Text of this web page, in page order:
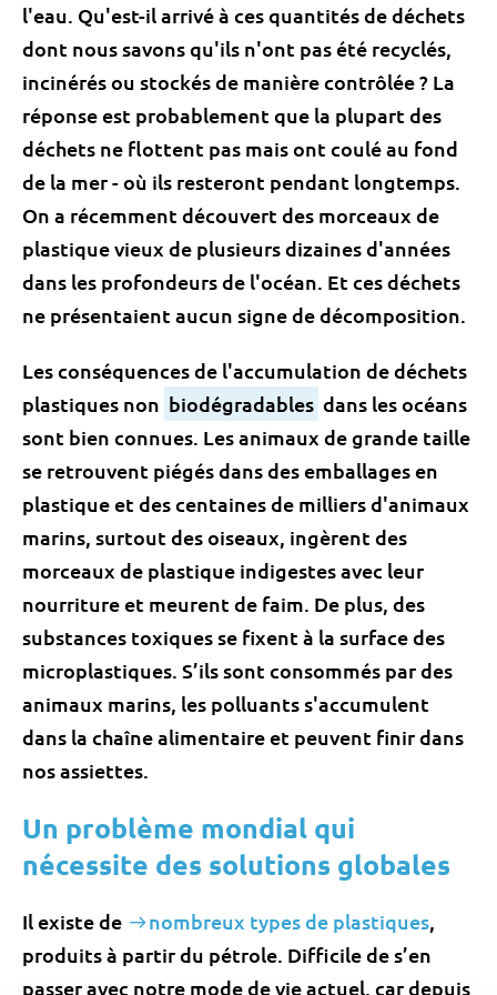
l'eau. Qu'est-il arrivé à ces quantités de déchets
dont nous savons qu'ils n'ont pas été recyclés,
incinérés ou stockés de manière contrôlée ? La
réponse est probablement que la plupart des
déchets ne flottent pas mais ont coulé au fond
de la mer - où ils resteront pendant longtemps.
On a récemment découvert des morceaux de
plastique vieux de plusieurs dizaines d'années
dans les profondeurs de l'océan. Et ces déchets
ne présentaient aucun signe de décomposition.
Les conséquences de l'accumulation de déchets
plastiques non biodégradables dans les océans
sont bien connues. Les animaux de grande taille
se retrouvent piégés dans des emballages en
plastique et des centaines de milliers d'animaux
marins, surtout des oiseaux, ingèrent des
morceaux de plastique indigestes avec leur
nourriture et meurent de faim. De plus, des
substances toxiques se fixent à la surface des
microplastiques. S’ils sont consommés par des
animaux marins, les polluants s'accumulent
dans la chaîne alimentaire et peuvent finir dans
nos assiettes.
Un problème mondial qui
nécessite des solutions globales
Il existe de nombreux types de plastiques,
produits à partir du pétrole. Difficile de s’en
passer avec notre mode de vie actuel, car depuis